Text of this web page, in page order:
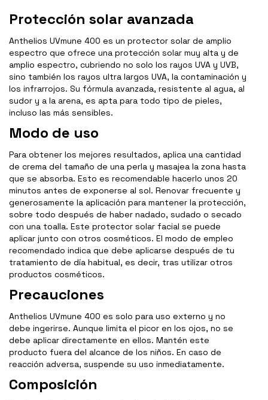
Protección solar avanzada
Anthelios UVmune 400 es un protector solar de amplio
espectro que ofrece una protección solar muy alta y de
amplio espectro, cubriendo no solo los rayos UVA y UVB,
sino también los rayos ultra largos UVA, la contaminación y
los infrarrojos. Su fórmula avanzada, resistente al agua, al
sudor y a la arena, es apta para todo tipo de pieles,
incluso las más sensibles.
Modo de uso
Para obtener los mejores resultados, aplica una cantidad
de crema del tamaño de una perla y masajea la zona hasta
que se absorba. Esto es recomendable hacerlo unos 20
minutos antes de exponerse al sol. Renovar frecuente y
generosamente la aplicación para mantener la protección,
sobre todo después de haber nadado, sudado o secado
con una toalla. Este protector solar facial se puede
aplicar junto con otros cosméticos. El modo de empleo
recomendado indica que debe aplicarse después de tu
tratamiento de día habitual, es decir, tras utilizar otros
productos cosméticos.
Precauciones
Anthelios UVmune 400 es solo para uso externo y no
debe ingerirse. Aunque limita el picor en los ojos, no se
debe aplicar directamente en ellos. Mantén este
producto fuera del alcance de los niños. En caso de
reacción adversa, suspende su uso inmediatamente.
Composición